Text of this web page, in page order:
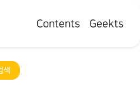
Contents Geekts